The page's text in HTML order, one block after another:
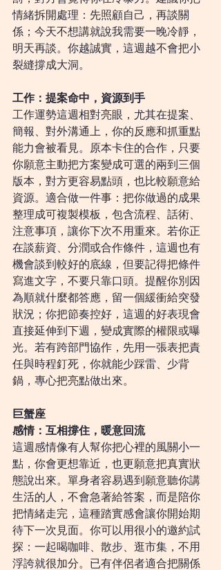
情緒拆開處理：先照顧自己，再談關
係；今天不想講就說我需要一晚冷靜，
明天再談。你越誠實，這週越不會把小
裂縫撐成大洞。
工作：提案命中，資源到手
工作運勢這週相對亮眼，尤其在提案、
簡報、對外溝通上，你的反應和抓重點
能力會被看見。原本卡住的合作，只要
你願意主動把方案變成可選的兩到三個
版本，對方更容易點頭，也比較願意給
資源。適合做一件事：把你做過的成果
整理成可複製模板，包含流程、話術、
注意事項，讓你下次不用重來。若你正
在談薪資、分潤或合作條件，這週也有
機會談到較好的底線，但要記得把條件
寫進文字，不要只靠口頭。提醒你別因
為順就什麼都答應，留一個緩衝給突發
狀況；你把節奏控好，這週的好表現會
直接延伸到下週，變成實際的權限或曝
光。若有跨部門協作，先用一張表把責
任與時程釘死，你就能少踩雷、少背
鍋，專心把亮點做出來。
巨蟹座
感情：互相撐住，暖意回流
這週感情像有人幫你把心裡的風關小一
點，你會更想靠近，也更願意把真實狀
態說出來。單身者容易遇到願意聽你講
生活的人，不會急著給答案，而是陪你
把情緒走完，這種踏實感會讓你開始期
待下一次見面。你可以用很小的邀約試
探：一起喝咖啡、散步、逛市集，不用
浮誇就很加分。已有伴侶者適合把關係